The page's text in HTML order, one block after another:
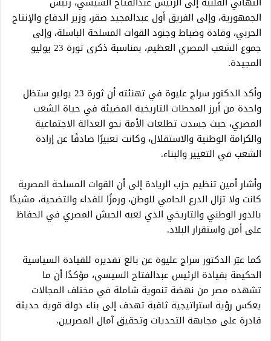
الجمهورية، وإلى الفريق أول عبدالمجيد صقر، وزير الدفاع والإنتاج
الحربي، وقادة وضباط وجنود القوات المسلحة الباسلة، وإلى
جموع الشعب المصري العظيم، بمناسبة ذكرى ثورة 23 يوليو
المجيدة.
وأكد الدكتور سراج عليوة في تهنئته أن ثورة 23 يوليو ستظل
واحدة من أبرز المحطات التاريخية المضيئة في حياة الشعب
المصري، حيث جسدت تطلعات الأمة نحو العدالة الاجتماعية
والكرامة الوطنية والاستقلال، وكانت تعبيرًا صادقًا عن إرادة
الشعب في التغيير والبناء.
وأشار أمين تنظيم حزب الريادة إلى أن القوات المسلحة المصرية
كانت ولا تزال الدرع الحامي للوطن، ورمزًا للفداء والتضحية، مشيدًا
بالدور الوطني والتاريخي الذي لعبه الجيش المصري في الحفاظ
على أمن واستقرار البلاد.
كما عبّر الدكتور سراج عليوة عن بالغ تقديره للقيادة السياسية
الحكيمة بقيادة الرئيس عبدالفتاح السيسي، مؤكدًا أن ما
تشهده مصر من نهضة تنموية شاملة في مختلف المجالات
يعكس رؤية استراتيجية ثاقبة تهدف إلى بناء دولة قوية حديثة
قادرة على مجابهة التحديات وتحقيق آمال المصريين.